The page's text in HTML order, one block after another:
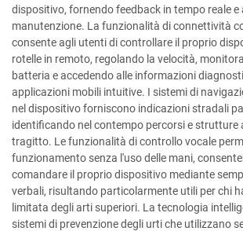
dispositivo, fornendo feedback in tempo reale e
manutenzione. La funzionalità di connettività
consente agli utenti di controllare il proprio
rotelle in remoto, regolando la velocità,
batteria e accedendo alle informazioni
applicazioni mobili intuitive. I sistemi di
nel dispositivo forniscono indicazioni stradali
identificando nel contempo percorsi e strutture
tragitto. Le funzionalità di controllo vocale
funzionamento senza l'uso delle mani,
comandare il proprio dispositivo mediante
verbali, risultando particolarmente utili per chi
limitata degli arti superiori. La tecnologia
sistemi di prevenzione degli urti che utilizzano